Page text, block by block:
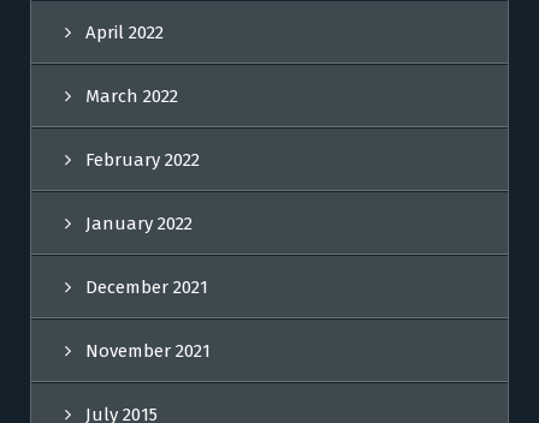
April 2022
March 2022
February 2022
January 2022
December 2021
November 2021
July 2015